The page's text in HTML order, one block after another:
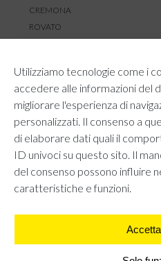
Utilizziamo tecnologie come i
accedere alle informazioni del
migliorare l'esperienza di
personalizzati. Il consenso a
di elaborare dati quali il
ID univoci su questo sito. Il
del consenso possono influire
caratteristiche e funzioni.
CREMONA
ROVATO
RESI E RIMBORSI
REGOLAMENTO LOYALTY
CONTATTACI
PRIVACY POLICY